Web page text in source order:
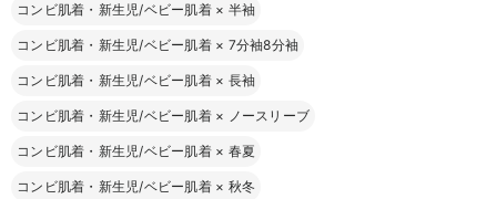
コンビ肌着・新生児/ベビー肌着 × 半袖
コンビ肌着・新生児/ベビー肌着 × 7分袖8分袖
コンビ肌着・新生児/ベビー肌着 × 長袖
コンビ肌着・新生児/ベビー肌着 × ノースリーブ
コンビ肌着・新生児/ベビー肌着 × 春夏
コンビ肌着・新生児/ベビー肌着 × 秋冬